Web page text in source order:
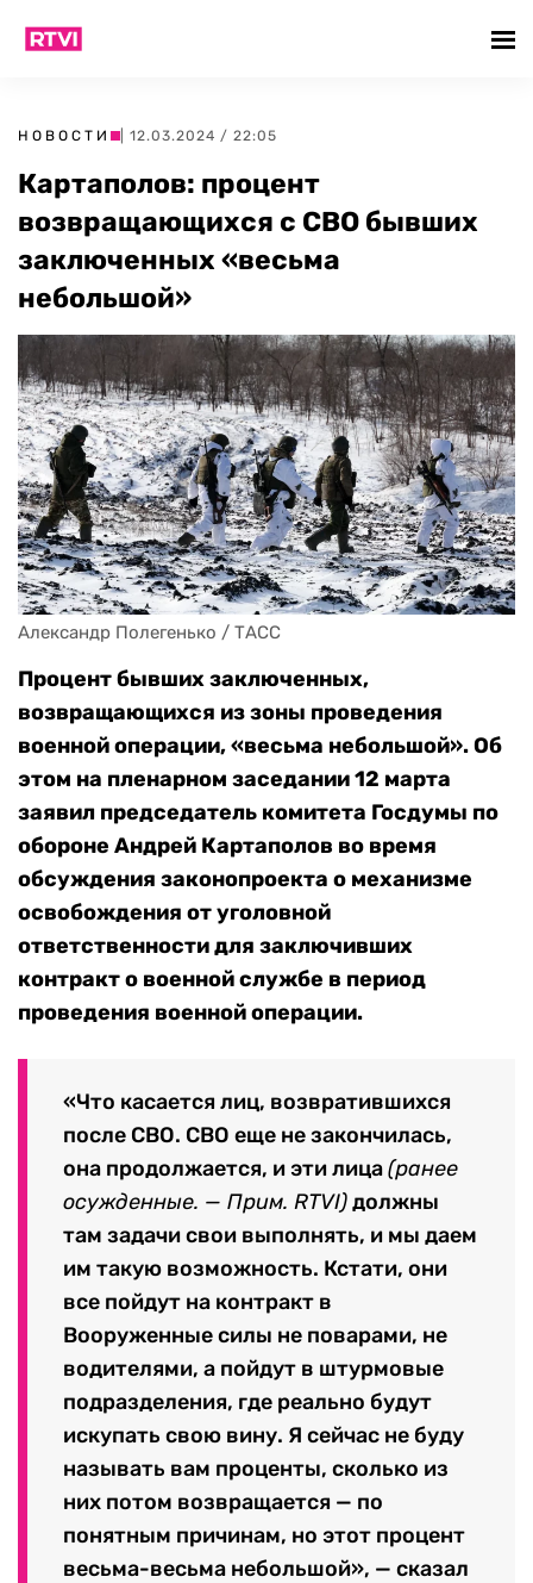
НОВОСТИ | 12.03.2024 / 22:05
Картаполов: процент
возвращающихся с СВО бывших
заключенных «весьма
небольшой»
Александр Полегенько / ТАСС
Процент бывших заключенных,
возвращающихся из зоны проведения
военной операции, «весьма небольшой». Об
этом на пленарном заседании 12 марта
заявил председатель комитета Госдумы по
обороне Андрей Картаполов во время
обсуждения законопроекта о механизме
освобождения от уголовной
ответственности для заключивших
контракто военной службе в период
проведения военной операции.
«Что касается лиц, возвратившихся
после СВО. СВО еще не закончилась,
она продолжается, и эти лица(ранее
осужденные. — Прим. RTVI)должны
там задачи свои выполнять, и мы даем
им такую возможность. Кстати, они
все пойдут на контракт в
Вооруженные силы не поварами, не
водителями, а пойдут в штурмовые
подразделения, где реально будут
искупать свою вину. Я сейчас не буду
называть вам проценты, сколько из
них потом возвращается — по
понятным причинам, но этот процент
весьма-весьма небольшой», — сказал